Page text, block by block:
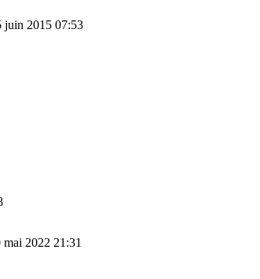
juin 2015 07:53
2022 21:31